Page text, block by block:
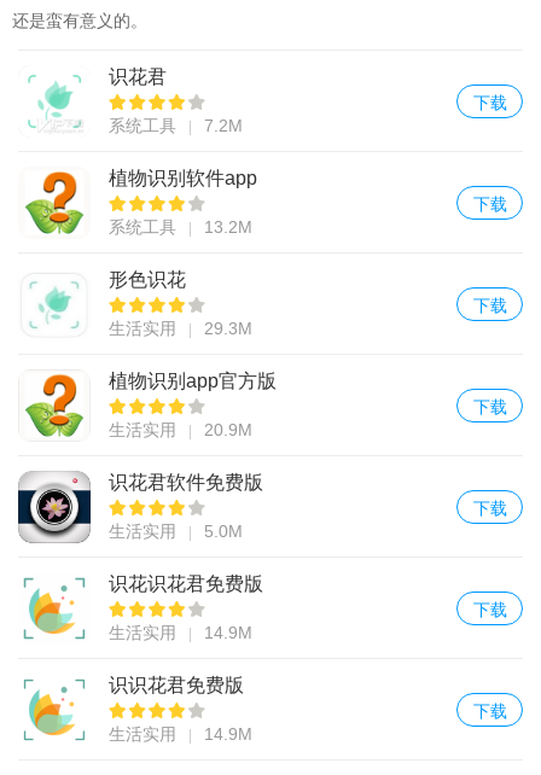
还是蛮有意义的。
识花君
系统工具 7.2M
下载
植物识别软件app
系统工具 13.2M
下载
形色识花
生活实用 29.3M
下载
植物识别app官方版
生活实用 20.9M
下载
识花君软件免费版
生活实用 5.0M
下载
识花识花君免费版
生活实用 14.9M
下载
识识花君免费版
生活实用 14.9M
下载